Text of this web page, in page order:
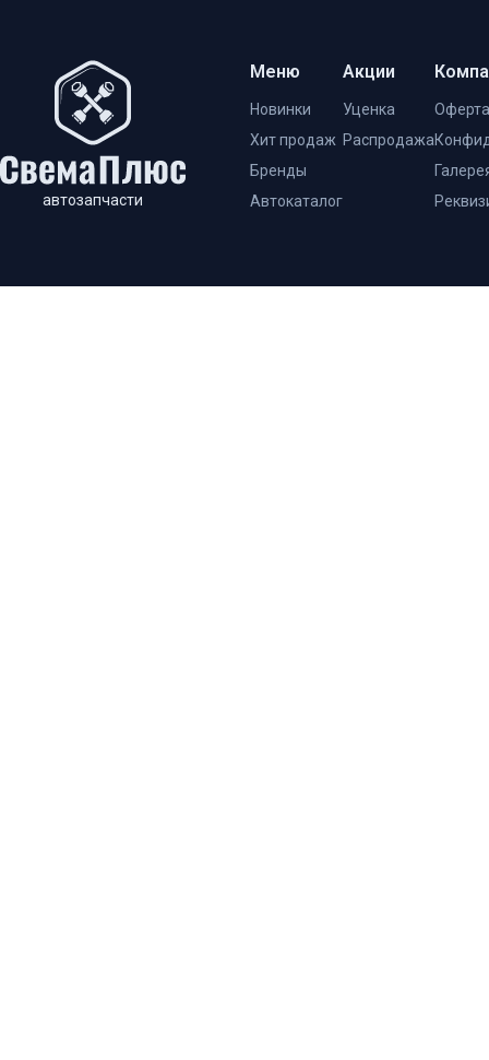
автозапчасти
Меню
Новинки
Хит продаж
Бренды
Автокаталог
Акции
Уценка
Распродажа
Оферта